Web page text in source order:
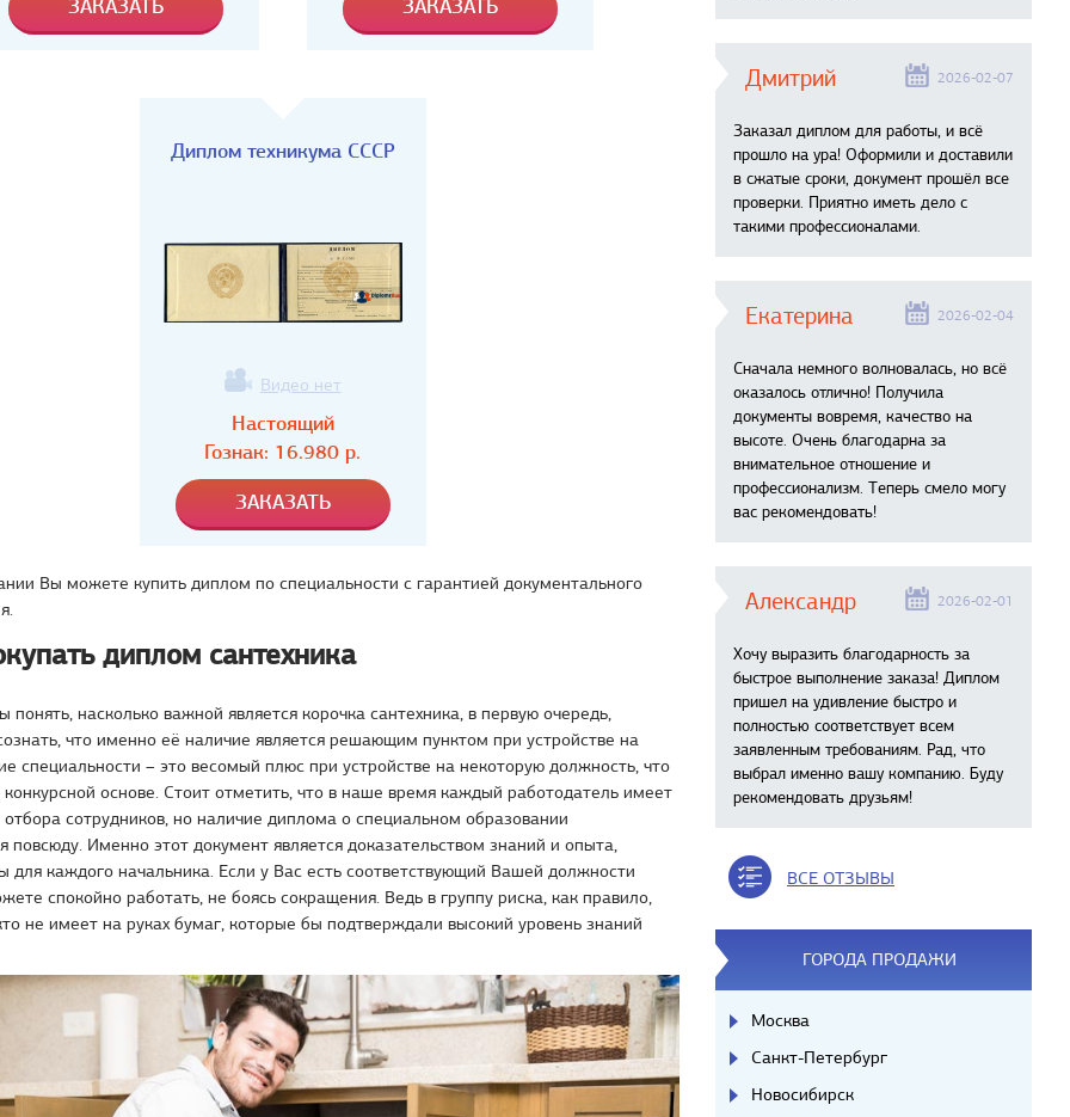
Диплом техникума СССР
Видео нет
Настоящий
Гознак: 16.980 р.
Вы можете купить диплом по специальности с гарантией документального
диплом сантехника
понять, насколько важной является корочка сантехника, в первую очередь,
что именно её наличие является решающим пунктом при устройстве на
специальности – это весомый плюс при устройстве на некоторую должность, что
конкурсной основе. Стоит отметить, что в наше время каждый работодатель имеет
отбора сотрудников, но наличие диплома о специальном образовании
повсюду. Именно этот документ является доказательством знаний и опыта,
для каждого начальника. Если у Вас есть соответствующий Вашей должности
спокойно работать, не боясь сокращения. Ведь в группу риска, как правило,
не имеет на руках бумаг, которые бы подтверждали высокий уровень знаний
Дмитрий 2026-02-07
Заказал диплом для работы, и всё
прошло на ура! Оформили и доставили
в сжатые сроки, документ прошёл все
проверки. Приятно иметь дело с
такими профессионалами.
Екатерина 2026-02-04
Сначала немного волновалась, но всё
оказалось отлично! Получила
документы вовремя, качество на
высоте. Очень благодарна за
внимательное отношение и
профессионализм. Теперь смело могу
вас рекомендовать!
Александр 2026-02-01
Хочу выразить благодарность за
быстрое выполнение заказа! Диплом
пришел на удивление быстро и
полностью соответствует всем
заявленным требованиям. Рад, что
выбрал именно вашу компанию. Буду
рекомендовать друзьям!
ВСЕ ОТЗЫВЫ
ГОРОДА ПРОДАЖИ
Москва
Санкт-Петербург
Новосибирск